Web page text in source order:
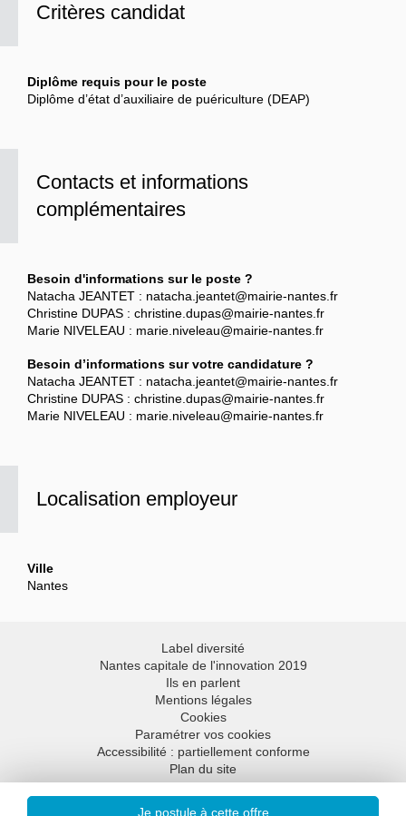
Critères candidat
Diplôme requis pour le poste
Diplôme d’état d’auxiliaire de puériculture (DEAP)
Contacts et informations
complémentaires
Besoin d'informations sur le poste ?
Natacha JEANTET : natacha.jeantet@mairie-nantes.fr
Christine DUPAS : christine.dupas@mairie-nantes.fr
Marie NIVELEAU : marie.niveleau@mairie-nantes.fr
Besoin d’informations sur votre candidature ?
Natacha JEANTET : natacha.jeantet@mairie-nantes.fr
Christine DUPAS : christine.dupas@mairie-nantes.fr
Marie NIVELEAU : marie.niveleau@mairie-nantes.fr
Localisation employeur
Ville
Nantes
Label diversité
Nantes capitale de l'innovation 2019
Ils en parlent
Mentions légales
Cookies
Paramétrer vos cookies
Accessibilité : partiellement conforme
Plan du site
Aller en haut